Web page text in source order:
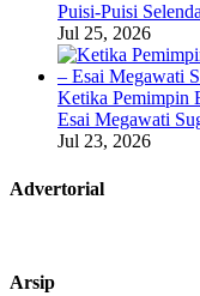
Puisi-Puisi
Jul 25, 2026
Ketika Pemimpin
Esai Megawati
Jul 23, 2026
Advertorial
Arsip